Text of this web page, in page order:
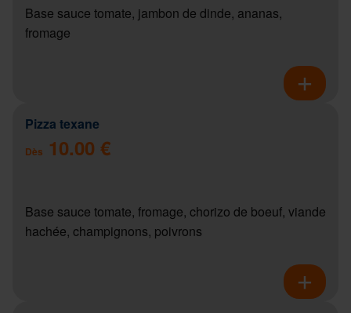
Base sauce tomate, jambon de dinde, ananas,
fromage
Pizza texane
Dès 10.00 €
Base sauce tomate, fromage, chorizo de boeuf, viande
hachée, champignons, poivrons